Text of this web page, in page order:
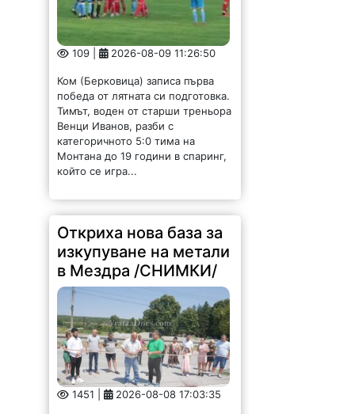
109 | 2026-08-09 11:26:50
Ком (Берковица) записа първа
победа от лятната си подготовка.
Тимът, воден от старши треньора
Венци Иванов, разби с
категоричното 5:0 тима на
Монтана до 19 години в спаринг,
който се игра...
Откриха нова база за
изкупуване на метали
в Мездра /СНИМКИ/
1451 | 2026-08-08 17:03:35